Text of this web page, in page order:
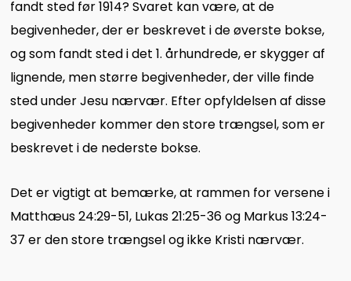
fandt sted før 1914? Svaret kan være, at de
begivenheder, der er beskrevet i de øverste bokse,
og som fandt sted i det 1. århundrede, er skygger af
lignende, men større begivenheder, der ville finde
sted under Jesu nærvær. Efter opfyldelsen af disse
begivenheder kommer den store trængsel, som er
beskrevet i de nederste bokse.
Det er vigtigt at bemærke, at rammen for versene i
Matthæus 24:29-51, Lukas 21:25-36 og Markus 13:24-
37 er den store trængsel og ikke Kristi nærvær.